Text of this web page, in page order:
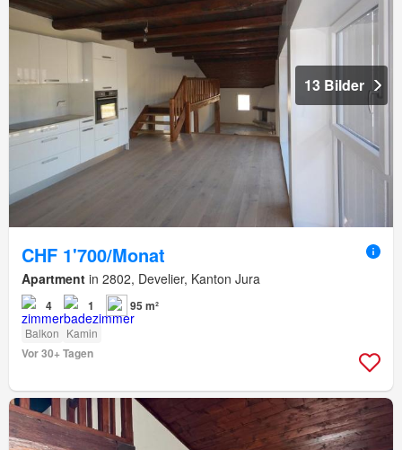
13 Bilder
CHF 1'700/Monat
Apartment in 2802, Develier, Kanton Jura
4 1 95 m²
Balkon Kamin
Vor 30+ Tagen